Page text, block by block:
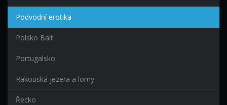
Podvodní erotika
Polsko Balt
Portugalsko
Rakouská jezera a lomy
Řecko